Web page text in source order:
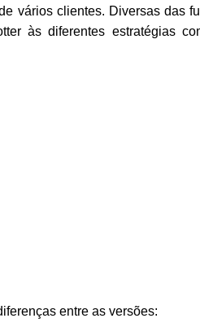
vários clientes. Diversas das
às diferentes estratégias
entre as versões: